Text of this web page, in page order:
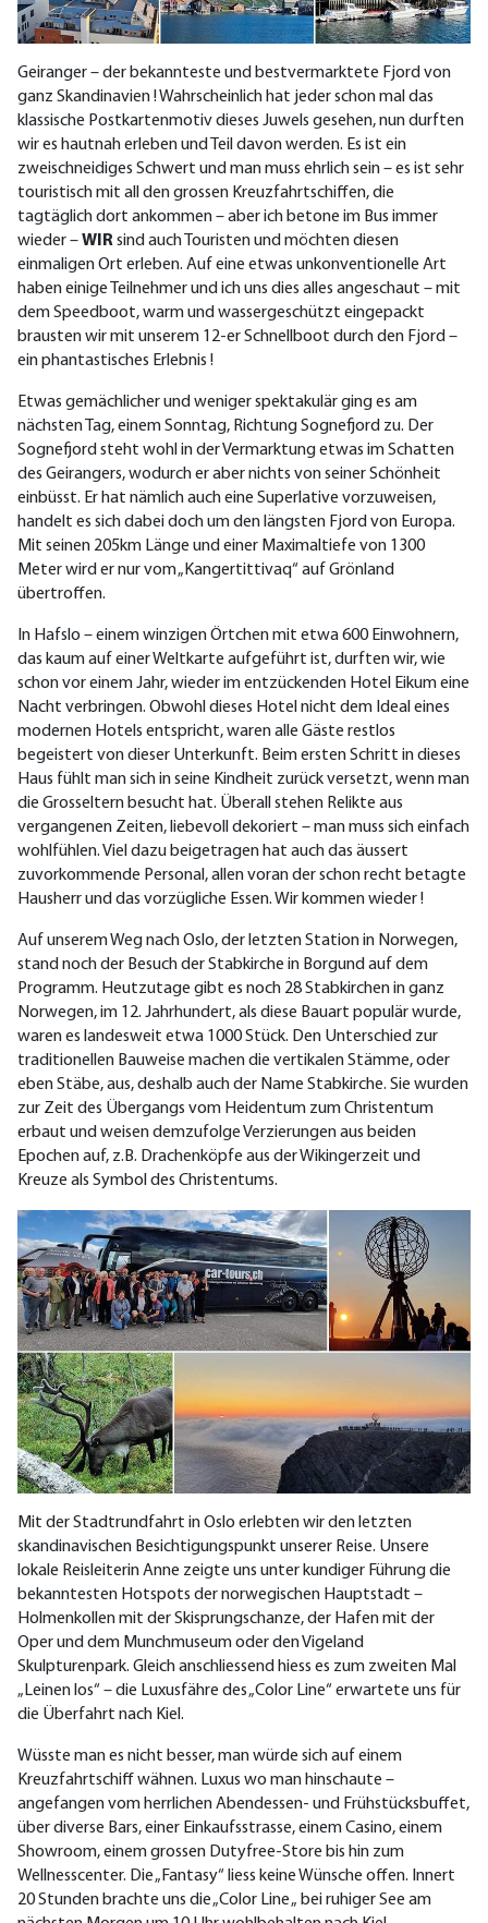
Geiranger – der bekannteste und bestvermarktete Fjord von
ganz Skandinavien ! Wahrscheinlich hat jeder schon mal das
klassische Postkartenmotiv dieses Juwels gesehen, nun durften
wir es hautnah erleben und Teil davon werden. Es ist ein
zweischneidiges Schwert und man muss ehrlich sein – es ist sehr
touristisch mit all den grossen Kreuzfahrtschiffen, die
tagtäglich dort ankommen – aber ich betone im Bus immer
wieder –WIRsind auch Touristen und möchten diesen
einmaligen Ort erleben. Auf eine etwas unkonventionelle Art
haben einige Teilnehmer und ich uns dies alles angeschaut – mit
dem Speedboot, warm und wassergeschützt eingepackt
brausten wir mit unserem 12-er Schnellboot durch den Fjord –
ein phantastisches Erlebnis !
Etwas gemächlicher und weniger spektakulär ging es am
nächsten Tag, einem Sonntag, Richtung Sognefjord zu. Der
Sognefjord steht wohl in der Vermarktung etwas im Schatten
des Geirangers, wodurch er aber nichts von seiner Schönheit
einbüsst. Er hat nämlich auch eine Superlative vorzuweisen,
handelt es sich dabei doch um den längsten Fjord von Europa.
Mit seinen 205km Länge und einer Maximaltiefe von 1300
Meter wird er nur vom „Kangertittivaq“ auf Grönland
übertroffen.
In Hafslo – einem winzigen Örtchen mit etwa 600 Einwohnern,
das kaum auf einer Weltkarte aufgeführt ist, durften wir, wie
schon vor einem Jahr, wieder im entzückenden Hotel Eikum eine
Nacht verbringen. Obwohl dieses Hotel nicht dem Ideal eines
modernen Hotels entspricht, waren alle Gäste restlos
begeistert von dieser Unterkunft. Beim ersten Schritt in dieses
Haus fühlt man sich in seine Kindheit zurück versetzt, wenn man
die Grosseltern besucht hat. Überall stehen Relikte aus
vergangenen Zeiten, liebevoll dekoriert – man muss sich einfach
wohlfühlen. Viel dazu beigetragen hat auch das äussert
zuvorkommende Personal, allen voran der schon recht betagte
Hausherr und das vorzügliche Essen. Wir kommen wieder !
Auf unserem Weg nach Oslo, der letzten Station in Norwegen,
stand noch der Besuch der Stabkirche in Borgund auf dem
Programm. Heutzutage gibt es noch 28 Stabkirchen in ganz
Norwegen, im 12. Jahrhundert, als diese Bauart populär wurde,
waren es landesweit etwa 1000 Stück. Den Unterschied zur
traditionellen Bauweise machen die vertikalen Stämme, oder
eben Stäbe, aus, deshalb auch der Name Stabkirche. Sie wurden
zur Zeit des Übergangs vom Heidentum zum Christentum
erbaut und weisen demzufolge Verzierungen aus beiden
Epochen auf, z.B. Drachenköpfe aus der Wikingerzeit und
Kreuze als Symbol des Christentums.
Mit der Stadtrundfahrt in Oslo erlebten wir den letzten
skandinavischen Besichtigungspunkt unserer Reise. Unsere
lokale Reisleiterin Anne zeigte uns unter kundiger Führung die
bekanntesten Hotspots der norwegischen Hauptstadt –
Holmenkollen mit der Skisprungschanze, der Hafen mit der
Oper und dem Munchmuseum oder den Vigeland
Skulpturenpark. Gleich anschliessend hiess es zum zweiten Mal
„Leinen los“ – die Luxusfähre des „Color Line“ erwartete uns für
die Überfahrt nach Kiel.
Wüsste man es nicht besser, man würde sich auf einem
Kreuzfahrtschiff wähnen. Luxus wo man hinschaute –
angefangen vom herrlichen Abendessen- und Frühstücksbuffet,
über diverse Bars, einer Einkaufsstrasse, einem Casino, einem
Showroom, einem grossen Dutyfree-Store bis hin zum
Wellnesscenter. Die „Fantasy“ liess keine Wünsche offen. Innert
20 Stunden brachte uns die „Color Line „ bei ruhiger See am